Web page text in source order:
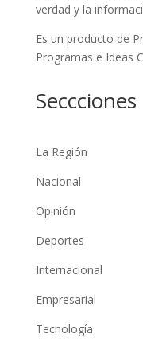
verdad y la
Es un producto de
Programas e Ideas
Seccciones
La Región
Nacional
Opinión
Deportes
Internacional
Empresarial
Tecnología